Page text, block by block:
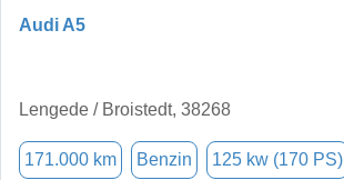
Audi A5
Lengede / Broistedt, 38268
171.000 km Benzin 125 kw (170 PS)